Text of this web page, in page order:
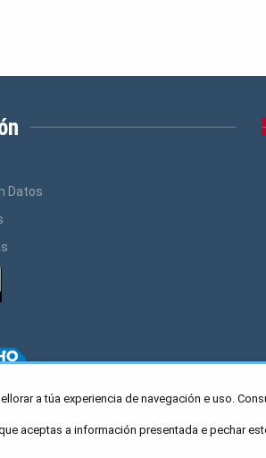
Datos
a túa experiencia de navegación e uso.
aceptas a información presentada e pechar